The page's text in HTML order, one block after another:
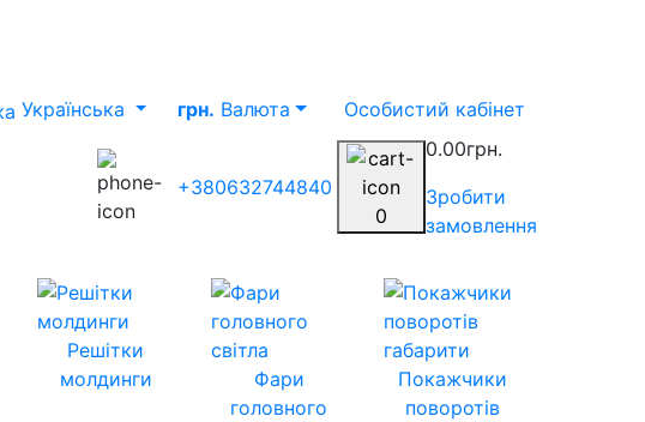
Українська грн. Валюта Особистий кабінет
+380632744840
0
0.00грн.
Зробити
замовлення
Решітки
молдинги
Фари
головного
Покажчики
поворотів